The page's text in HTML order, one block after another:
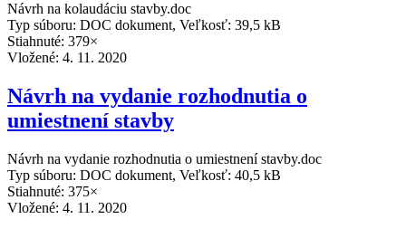
Návrh na kolaudáciu stavby.doc
Typ súboru: DOC dokument, Veľkosť: 39,5 kB
Stiahnuté: 379×
Vložené: 4. 11. 2020
Návrh na vydanie rozhodnutia o
umiestnení stavby
Návrh na vydanie rozhodnutia o umiestnení stavby.doc
Typ súboru: DOC dokument, Veľkosť: 40,5 kB
Stiahnuté: 375×
Vložené: 4. 11. 2020